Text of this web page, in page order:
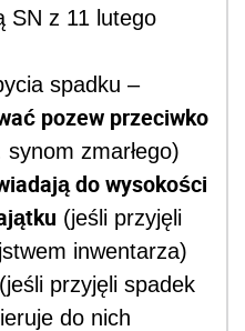
SN z 11 lutego
spadku –
pozew przeciwko
synom zmarłego)
do wysokości
(jeśli przyjęli
inwentarza)
(jeśli przyjęli spadek
do nich